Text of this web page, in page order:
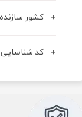
کشور سازنده
کد شناسایی